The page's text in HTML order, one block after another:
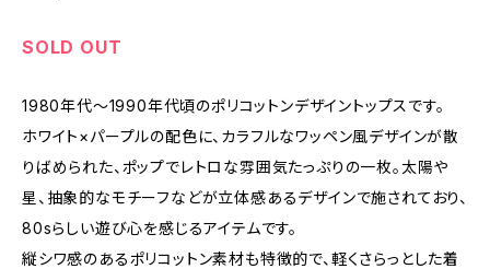
SOLD OUT
1980年代〜1990年代頃のポリコットンデザイントップスです。
ホワイト×パープルの配色に、カラフルなワッペン風デザインが散
りばめられた、ポップでレトロな雰囲気たっぷりの一枚。太陽や
星、抽象的なモチーフなどが立体感あるデザインで施されており、
80sらしい遊び心を感じるアイテムです。
縦シワ感のあるポリコットン素材も特徴的で、軽くさらっとした着